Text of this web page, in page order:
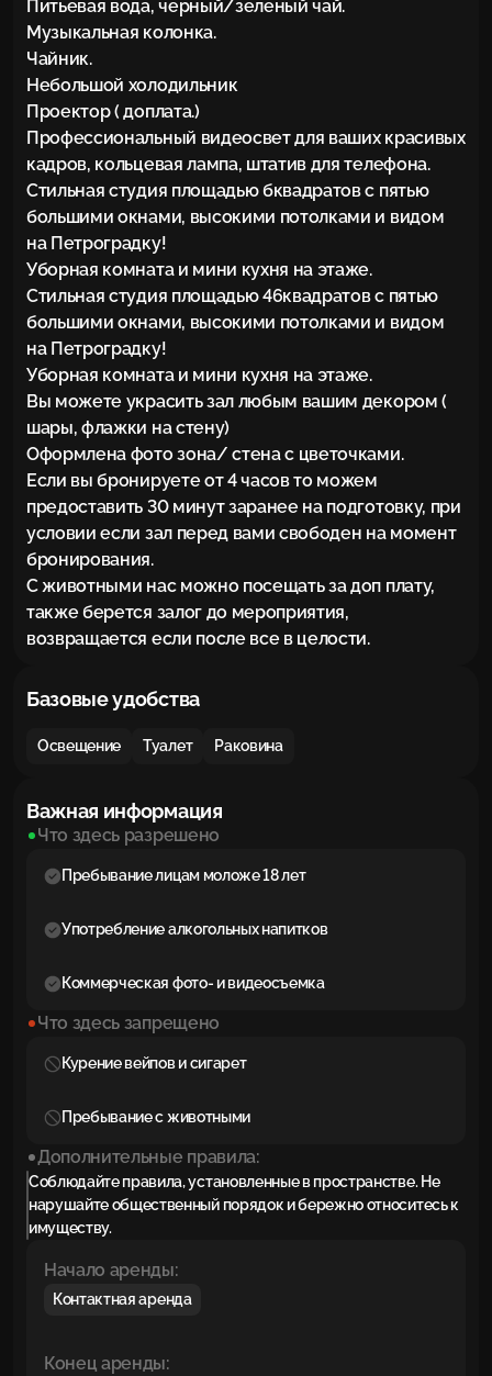
Питьевая вода, черный/зеленый чай.
Музыкальная колонка.
Чайник.
Небольшой холодильник
Проектор ( доплата.)
Профессиональный видеосвет для ваших красивых
кадров, кольцевая лампа, штатив для телефона.
Стильная студия площадью бквадратов с пятью
большими окнами, высокими потолками и видом
на Петроградку!
Уборная комната и мини кухня на этаже.
Стильная студия площадью 46квадратов с пятью
большими окнами, высокими потолками и видом
на Петроградку!
Уборная комната и мини кухня на этаже.
Вы можете украсить зал любым вашим декором (
шары, флажки на стену)
Оформлена фото зона/ стена с цветочками.
Если вы бронируете от 4 часов то можем
предоставить 30 минут заранее на подготовку, при
условии если зал перед вами свободен на момент
бронирования.
С животными нас можно посещать за доп плату,
также берется залог до мероприятия,
возвращается если после все в целости.
Базовые удобства
Освещение Туалет Раковина
Важная информация
Что здесь разрешено
Пребывание лицам моложе 18 лет
Употребление алкогольных напитков
Коммерческая фото- и видеосъемка
Что здесь запрещено
Курение вейпов и сигарет
Пребывание с животными
Дополнительные правила:
Соблюдайте правила, установленные в пространстве. Не
нарушайте общественный порядок и бережно относитесь к
имуществу.
Начало аренды:
Контактная аренда
Конец аренды: